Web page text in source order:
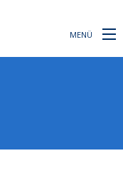
MENÜ